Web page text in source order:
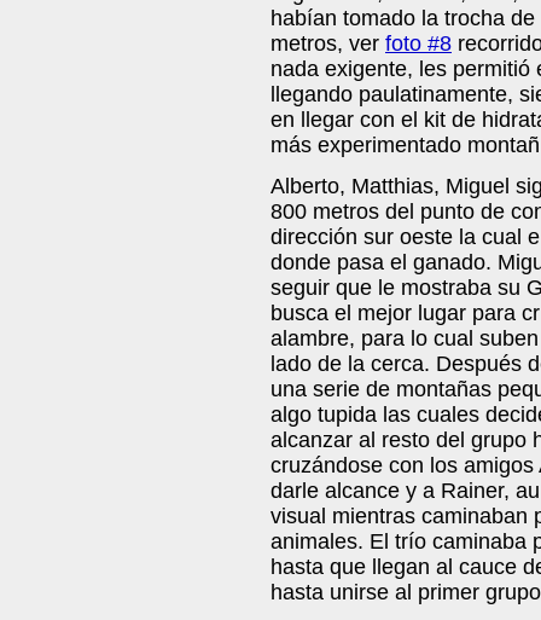
habían tomado la trocha
metros, ver foto #8
nada exigente, les permitió
llegando paulatinamente,
en llegar con el kit de
más experimentado
Alberto, Matthias, Miguel
800 metros del punto de
dirección sur oeste la cual
donde pasa el ganado.
seguir que le mostraba su
busca el mejor lugar para
alambre, para lo cual
lado de la cerca. Después
una serie de montañas
algo tupida las cuales
alcanzar al resto del grupo
cruzándose con los
darle alcance y a Rainer,
visual mientras caminaban
animales. El trío caminaba
hasta que llegan al cauce
hasta unirse al primer